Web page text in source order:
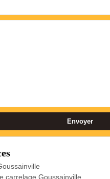
carrelage Goussainville